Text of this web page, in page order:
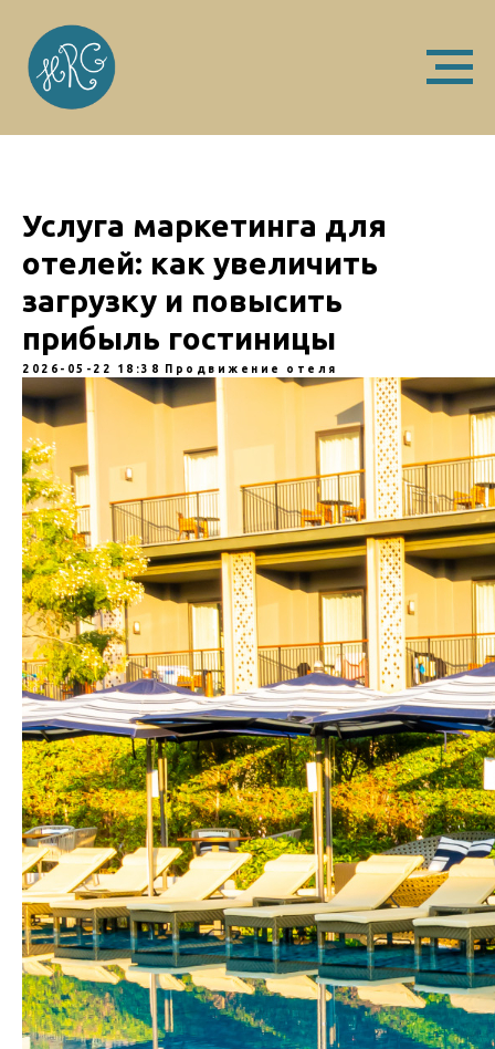
Услуга маркетинга для
отелей: как увеличить
загрузку и повысить
прибыль гостиницы
2026-05-22 18:38 Продвижение отеля